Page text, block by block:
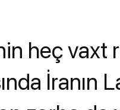
heç vaxt
İranın